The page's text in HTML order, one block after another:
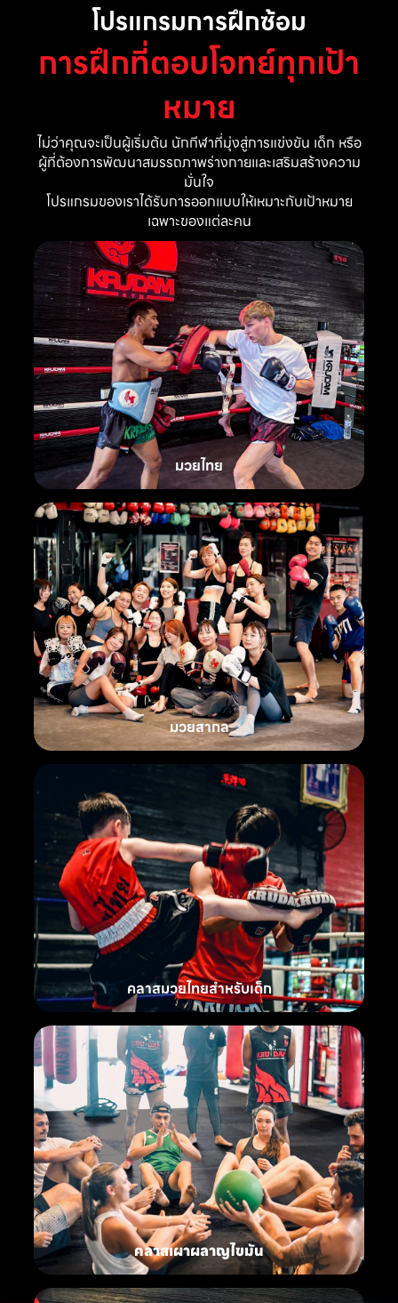
โปรแกรมการฝึกซ้อม
การฝึกที่ตอบโจทย์ทุกเป้า
หมาย
ไม่ว่าคุณจะเป็นผู้เริ่มต้น นักกีฬาที่มุ่งสู่การแข่งขัน เด็ก หรือ
ผู้ที่ต้องการพัฒนาสมรรถภาพร่างกายและเสริมสร้างความ
มั่นใจ
โปรแกรมของเราได้รับการออกแบบให้เหมาะกับเป้าหมาย
เฉพาะของแต่ละคน
มวยไทย
มวยสากล
คลาสมวยไทยสำหรับเด็ก
คลาสเผาผลาญไขมัน